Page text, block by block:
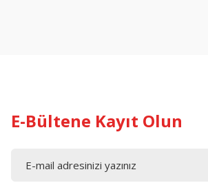
E-Bültene Kayıt Olun